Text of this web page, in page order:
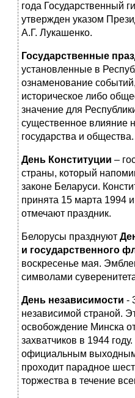
года Государственный
утвержден указом
А.Г. Лукашенко.
Государственные
установленные в
ознаменование
историческое либо
значение для
существенное влияние
государства и общества.
День Конституции –
страны, который
законе Беларуси.
принята 15 марта 1994
отмечают праздник.
Белорусы празднуют
и государственного
воскресенье мая.
символами
День независимости -
независимой страной.
освобождение Минска
захватчиков в 1944
официальным
проходит парадное
торжества в течение